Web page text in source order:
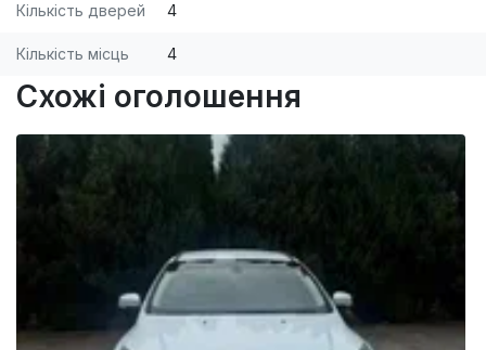
Кількість дверей 4
Кількість місць 4
Схожі оголошення